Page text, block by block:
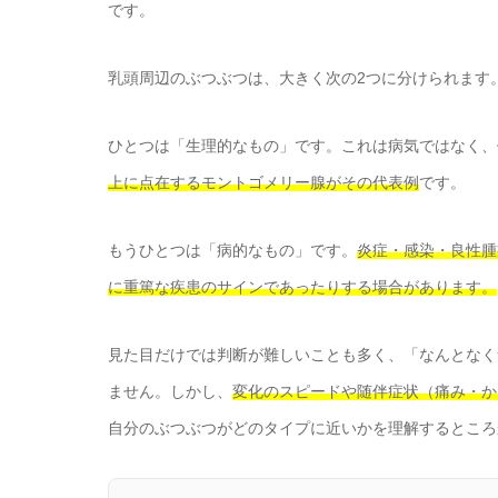
です。
乳頭周辺のぶつぶつは、大きく次の2つに分けられます
ひとつは「生理的なもの」です。これは病気ではなく
上に点在するモントゴメリー腺がその代表例です。
もうひとつは「病的なもの」です。 炎症・感染・良性
に重篤な疾患のサインであったりする場合があります。
見た目だけでは判断が難しいことも多く、「なんとな
ません。しかし、 変化のスピードや随伴症状（痛み・
自分のぶつぶつがどのタイプに近いかを理解するとこ